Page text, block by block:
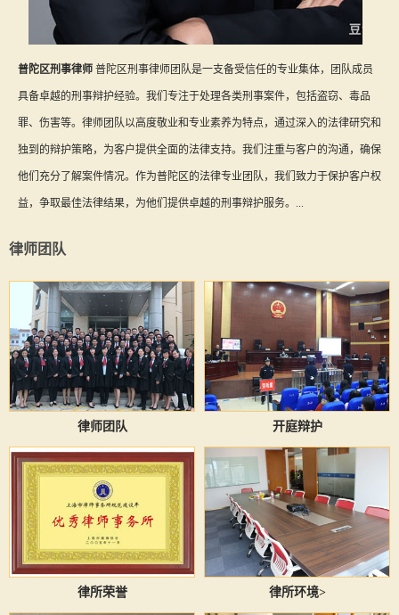
普陀区刑事律师 普陀区刑事律师团队是一支备受信任的专业集体，团队成员
具备卓越的刑事辩护经验。我们专注于处理各类刑事案件，包括盗窃、毒品
罪、伤害等。律师团队以高度敬业和专业素养为特点，通过深入的法律研究和
独到的辩护策略，为客户提供全面的法律支持。我们注重与客户的沟通，确保
他们充分了解案件情况。作为普陀区的法律专业团队，我们致力于保护客户权
益，争取最佳法律结果，为他们提供卓越的刑事辩护服务。...
律师团队
律师团队 开庭辩护
律所荣誉 律所环境>